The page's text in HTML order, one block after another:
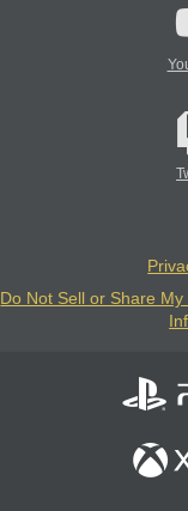
Do Not Sell or Share